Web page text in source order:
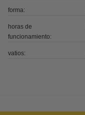
forma:
horas de
funcionamiento:
vatios: